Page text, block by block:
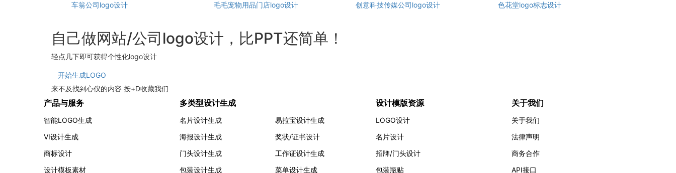
车翁公司logo设计
毛毛宠物用品门店logo设计
创意科技传媒公司logo设计
色花堂logo标志设计
自己做网站/公司logo设计，比PPT还简单！
轻点几下即可获得个性化logo设计
开始生成LOGO
来不及找到心仪的内容 按+D收藏我们
产品与服务
智能LOGO生成
VI设计生成
商标设计
设计模板素材
多类型设计生成
名片设计生成
海报设计生成
门头设计生成
包装设计生成
易拉宝设计生成
奖状/证书设计
工作证设计生成
菜单设计生成
设计模版资源
LOGO设计
名片设计
招牌/门头设计
包装瓶贴
关于我们
关于我们
法律声明
商务合作
API接口